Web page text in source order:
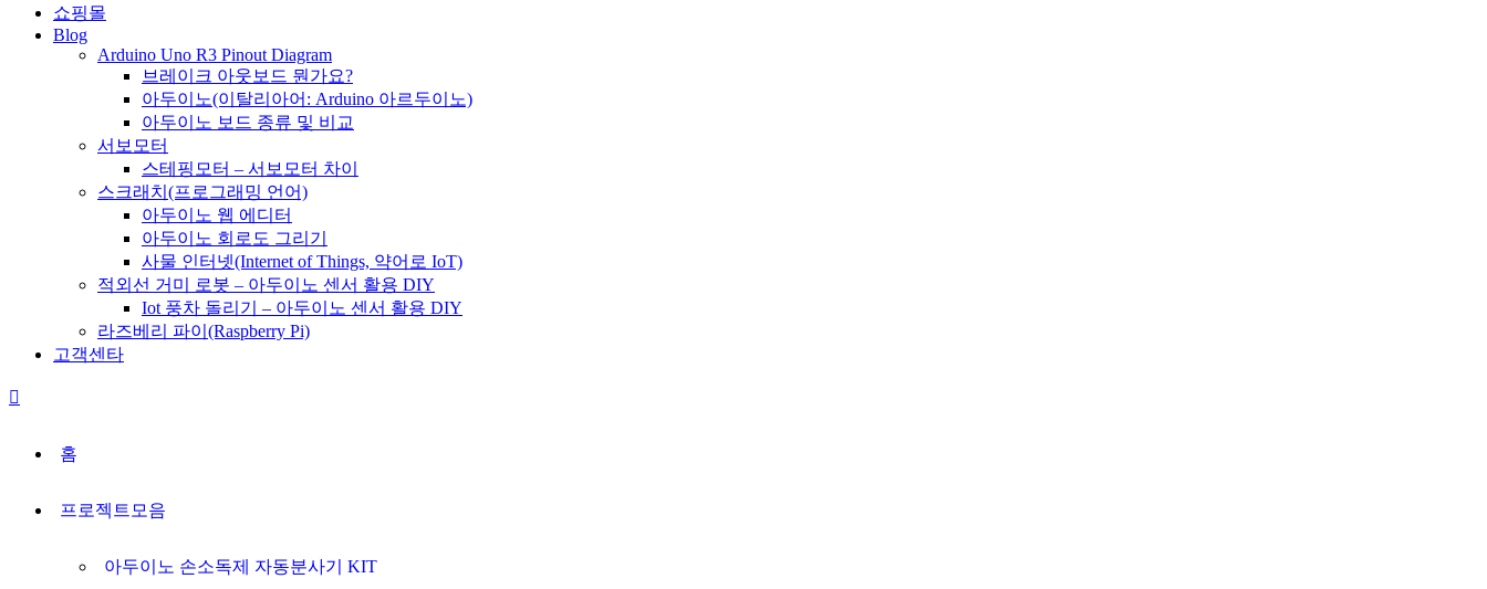
쇼핑몰
Blog
Arduino Uno R3 Pinout Diagram
브레이크 아웃보드 뭔가요?
아두이노(이탈리아어: Arduino 아르두이노)
아두이노 보드 종류 및 비교
서보모터
스테핑모터 – 서보모터 차이
스크래치(프로그래밍 언어)
아두이노 웹 에디터
아두이노 회로도 그리기
사물 인터넷(Internet of Things, 약어로 IoT)
적외선 거미 로봇 – 아두이노 센서 활용 DIY
Iot 풍차 돌리기 – 아두이노 센서 활용 DIY
라즈베리 파이(Raspberry Pi)
고객센타
홈
프로젝트모음
아두이노 손소독제 자동분사기 KIT